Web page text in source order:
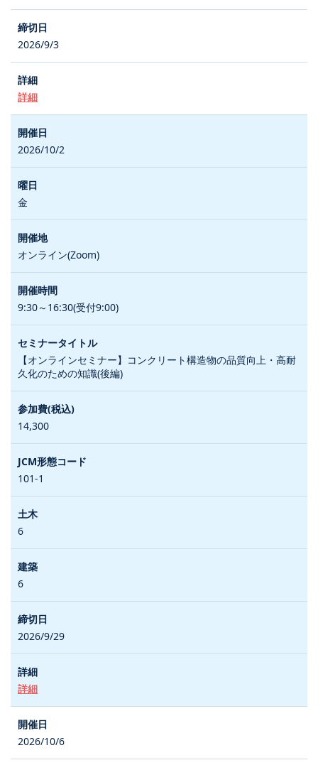
2026/9/3
詳細
2026/10/2
金
オンライン(Zoom)
9:30～16:30(受付9:00)
【オンラインセミナー】コンクリート構造物の品質向上・高耐
久化のための知識(後編)
14,300
101-1
6
6
2026/9/29
詳細
2026/10/6